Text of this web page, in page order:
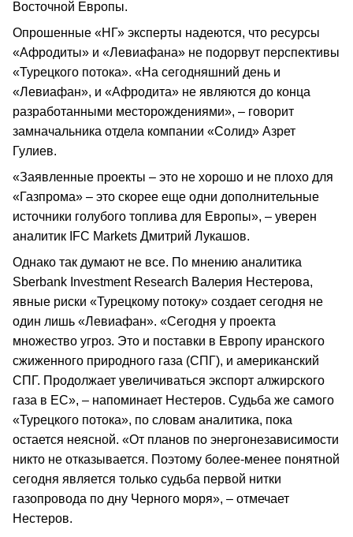
Восточной Европы.
Опрошенные «НГ» эксперты надеются, что ресурсы
«Афродиты» и «Левиафана» не подорвут перспективы
«Турецкого потока». «На сегодняшний день и
«Левиафан», и «Афродита» не являются до конца
разработанными месторождениями», – говорит
замначальника отдела компании «Солид» Азрет
Гулиев.
«Заявленные проекты – это не хорошо и не плохо для
«Газпрома» – это скорее еще одни дополнительные
источники голубого топлива для Европы», – уверен
аналитик IFC Markets Дмитрий Лукашов.
Однако так думают не все. По мнению аналитика
Sberbank Investment Research Валерия Нестерова,
явные риски «Турецкому потоку» создает сегодня не
один лишь «Левиафан». «Сегодня у проекта
множество угроз. Это и поставки в Европу иранского
сжиженного природного газа (СПГ), и американский
СПГ. Продолжает увеличиваться экспорт алжирского
газа в ЕС», – напоминает Нестеров. Судьба же самого
«Турецкого потока», по словам аналитика, пока
остается неясной. «От планов по энергонезависимости
никто не отказывается. Поэтому более-менее понятной
сегодня является только судьба первой нитки
газопровода по дну Черного моря», – отмечает
Нестеров.